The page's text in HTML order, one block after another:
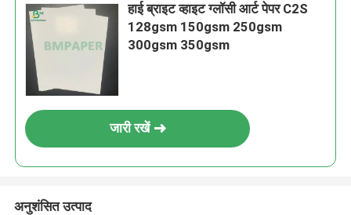
हाई ब्राइट व्हाइट ग्लॉसी आर्ट पेपर C2S
128gsm 150gsm 250gsm
300gsm 350gsm
जारी रखें
अनुशंसित उत्पाद